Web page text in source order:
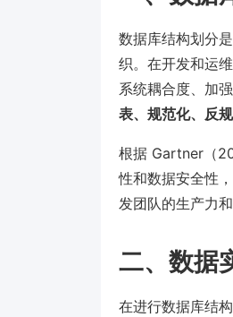
数据库结构划分
织。在开发和运
系统耦合度、加
表、规范化、反
根据 Gartner（
性和数据安全性
发团队的生产力
二、数据
在进行数据库结